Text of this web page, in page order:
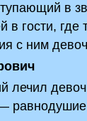
в
в гости,
с ним
лечил